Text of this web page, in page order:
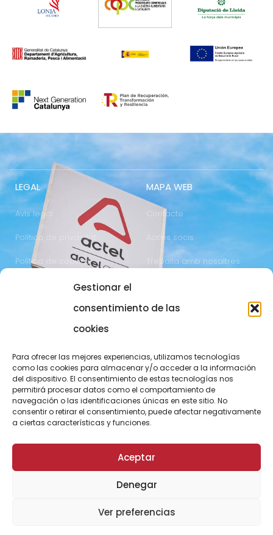
Gestionar el
consentimiento de las
cookies
Para ofrecer las mejores experiencias, utilizamos tecnologías
como las cookies para almacenar y/o acceder a la información
del dispositivo. El consentimiento de estas tecnologías nos
permitirá procesar datos como el comportamiento de
navegación o las identificaciones únicas en este sitio. No
consentir o retirar el consentimiento, puede afectar negativamente
a ciertas características y funciones.
Aceptar
Denegar
Ver preferencias
LEGAL
Avís legal
Política de privacitat
Política de cookies
MAPA WEB
Contacte
Accés socis
Treballa amb nosaltres
973 700 800
actel@actel.es
25196 Lleida
comunicacio@actel.es
CONEIX NOVACOOP